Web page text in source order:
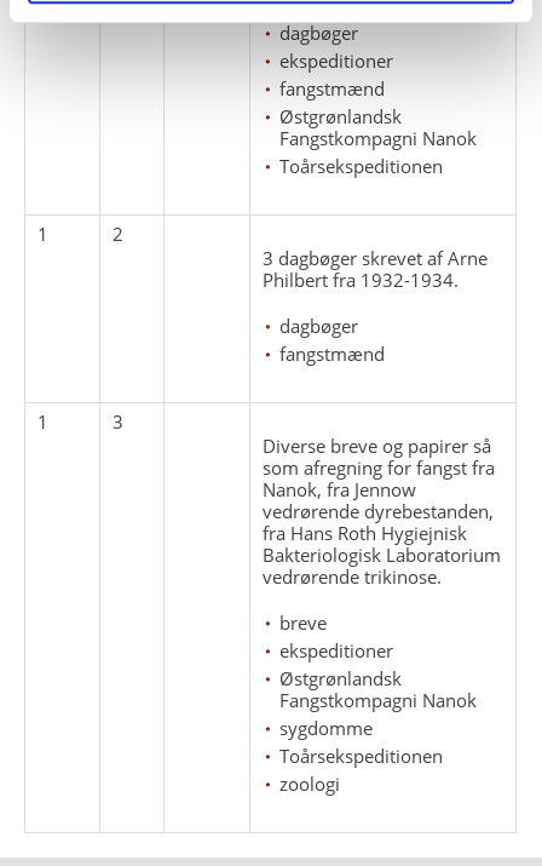
dagbøger
ekspeditioner
fangstmænd
Østgrønlandsk
Fangstkompagni Nanok
Toårsekspeditionen
1
2
3 dagbøger skrevet af Arne
Philbert fra 1932-1934.
dagbøger
fangstmænd
1
3
Diverse breve og papirer så
som afregning for fangst fra
Nanok, fra Jennow
vedrørende dyrebestanden,
fra Hans Roth Hygiejnisk
Bakteriologisk Laboratorium
vedrørende trikinose.
breve
ekspeditioner
Østgrønlandsk
Fangstkompagni Nanok
sygdomme
Toårsekspeditionen
zoologi